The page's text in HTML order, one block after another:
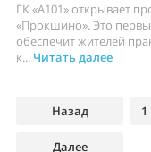
ГК «А101» открывает
«Прокшино». Это
обеспечит жителей
к...Читать далее
Назад 1
Далее